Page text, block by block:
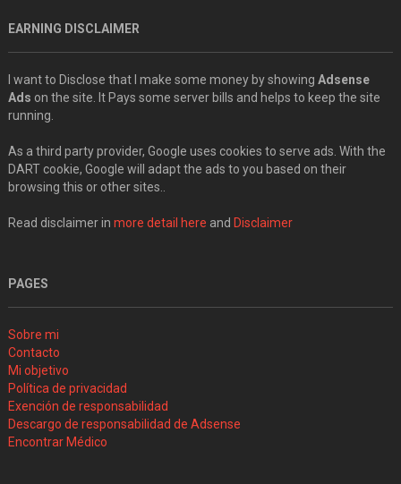
EARNING DISCLAIMER
I want to Disclose that I make some money by showing Adsense
Ads on the site. It Pays some server bills and helps to keep the site
running.
As a third party provider, Google uses cookies to serve ads. With the
DART cookie, Google will adapt the ads to you based on their
browsing this or other sites..
Read disclaimer in more detail here and Disclaimer
PAGES
Sobre mi
Contacto
Mi objetivo
Política de privacidad
Exención de responsabilidad
Descargo de responsabilidad de Adsense
Encontrar Médico